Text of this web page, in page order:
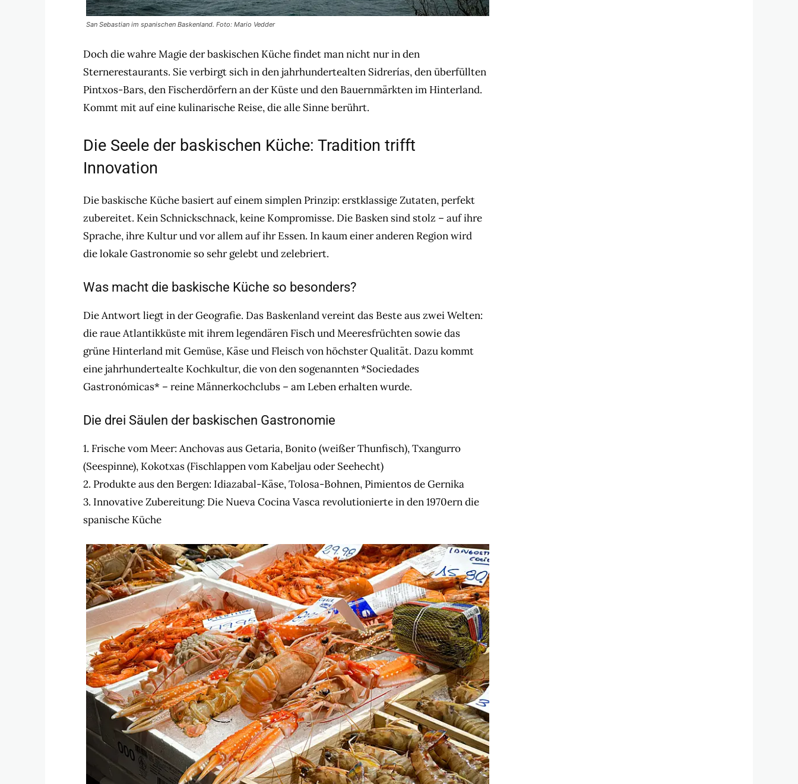
San Sebastian im spanischen Baskenland. Foto: Mario Vedder
Doch die wahre Magie der baskischen Küche findet man nicht nur in den
Sternerestaurants. Sie verbirgt sich in den jahrhundertealten Sidrerías, den überfüllten
Pintxos-Bars, den Fischerdörfern an der Küste und den Bauernmärkten im Hinterland.
Kommt mit auf eine kulinarische Reise, die alle Sinne berührt.
Die Seele der baskischen Küche: Tradition trifft
Innovation
Die baskische Küche basiert auf einem simplen Prinzip: erstklassige Zutaten, perfekt
zubereitet. Kein Schnickschnack, keine Kompromisse. Die Basken sind stolz – auf ihre
Sprache, ihre Kultur und vor allem auf ihr Essen. In kaum einer anderen Region wird
die lokale Gastronomie so sehr gelebt und zelebriert.
Was macht die baskische Küche so besonders?
Die Antwort liegt in der Geografie. Das Baskenland vereint das Beste aus zwei Welten:
die raue Atlantikküste mit ihrem legendären Fisch und Meeresfrüchten sowie das
grüne Hinterland mit Gemüse, Käse und Fleisch von höchster Qualität. Dazu kommt
eine jahrhundertealte Kochkultur, die von den sogenannten *Sociedades
Gastronómicas* – reine Männerkochclubs – am Leben erhalten wurde.
Die drei Säulen der baskischen Gastronomie
1. Frische vom Meer: Anchovas aus Getaria, Bonito (weißer Thunfisch), Txangurro
(Seespinne), Kokotxas (Fischlappen vom Kabeljau oder Seehecht)
2. Produkte aus den Bergen: Idiazabal-Käse, Tolosa-Bohnen, Pimientos de Gernika
3. Innovative Zubereitung: Die Nueva Cocina Vasca revolutionierte in den 1970ern die
spanische Küche